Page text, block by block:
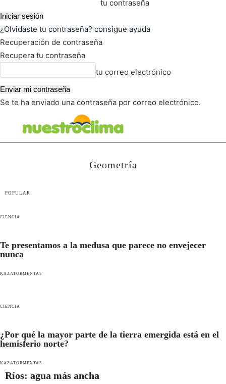
tu contraseña
¿Olvidaste tu contraseña? consigue ayuda
Recuperación de contraseña
Recupera tu contraseña
tu correo electrónico
Se te ha enviado una contraseña por correo electrónico.
Geometría
POPULAR
CIENCIA
Te presentamos a la medusa que parece no envejecer
nunca
KAZATORMENTAS
CIENCIA
¿Por qué la mayor parte de la tierra emergida está en el
hemisferio norte?
KAZATORMENTAS
Ríos: agua más ancha